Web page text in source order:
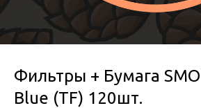
Фильтры + Бумага
Blue (TF) 120шт.